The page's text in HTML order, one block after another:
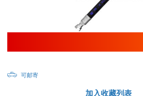
可邮寄
加入收藏列表